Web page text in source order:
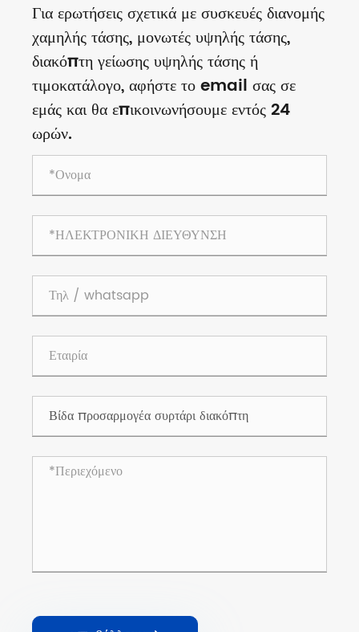
Για ερωτήσεις σχετικά με συσκευές διανομής
χαμηλής τάσης, μονωτές υψηλής τάσης,
διακόπτη γείωσης υψηλής τάσης ή
τιμοκατάλογο, αφήστε το email σας σε
εμάς και θα επικοινωνήσουμε εντός 24
ωρών.